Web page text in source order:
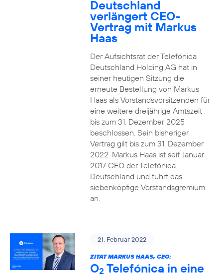
Deutschland
verlängert CEO-
Vertrag mit Markus
Haas
Der Aufsichtsrat der Telefónica
Deutschland Holding AG hat in
seiner heutigen Sitzung die
erneute Bestellung von Markus
Haas als Vorstandsvorsitzenden für
eine weitere dreijährige Amtszeit
bis zum 31. Dezember 2025
beschlossen. Sein bisheriger
Vertrag gilt bis zum 31. Dezember
2022. Markus Haas ist seit Januar
2017 CEO der Telefónica
Deutschland und führt das
siebenköpfige Vorstandsgremium
an.
21. Februar 2022
ZITAT MARKUS HAAS, CEO:
O2 Telefónica in eine